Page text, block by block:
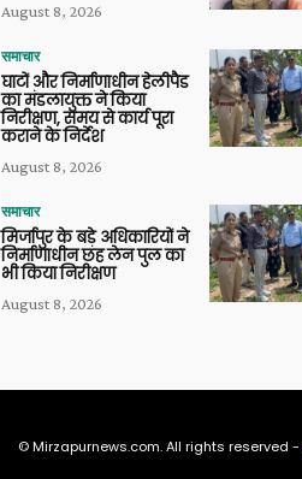
August 8, 2026
समाचार
घाटों और निर्माणाधीन हेलीपैड
का मंडलायुक्त ने किया
निरीक्षण, समय से कार्य पूरा
कराने के निर्देश
August 8, 2026
समाचार
मिर्जापुर के बड़े अधिकारियों ने
निर्माणाधीन छह लेन पुल का
भी किया निरीक्षण
August 8, 2026
© Mirzapurnews.com. All rights reserved -